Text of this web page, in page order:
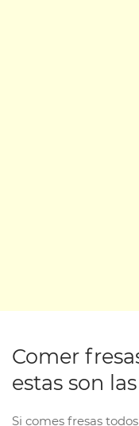
Comer
estas son
Si comes fresas